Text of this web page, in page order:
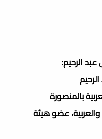
الرحيم:
بالمنصورة
والعربية، عضو هيئة